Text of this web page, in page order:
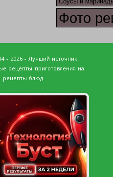
Соусы и
Фото
- 2026 - Лучший источник
рецепты приготовления на
рецепты блюд.